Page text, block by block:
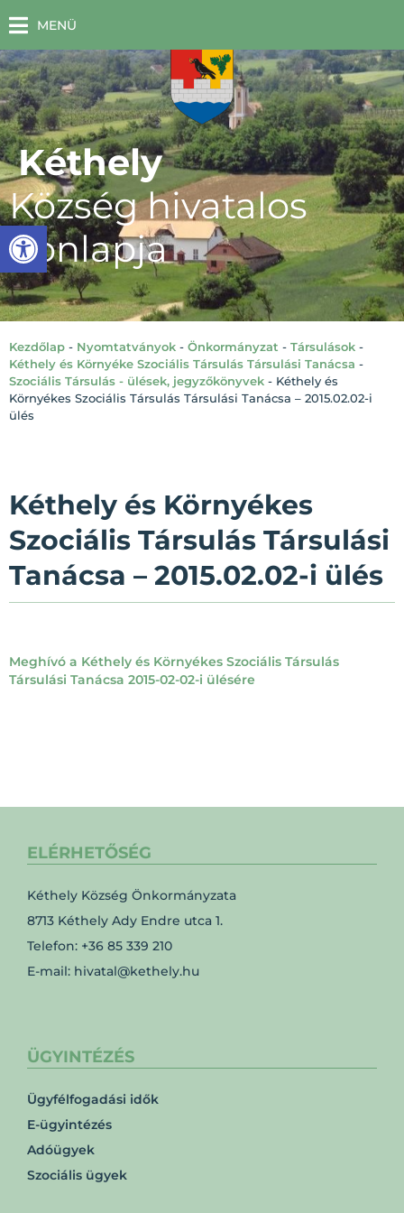
Eszköztár megnyitása
MENÜ
Kéthely
Község hivatalos
honlapja
Kezdőlap - Nyomtatványok - Önkormányzat - Társulások -
Kéthely és Környéke Szociális Társulás Társulási Tanácsa -
Szociális Társulás - ülések, jegyzőkönyvek - Kéthely és
Környékes Szociális Társulás Társulási Tanácsa – 2015.02.02-i
ülés
Kéthely és Környékes
Szociális Társulás Társulási
Tanácsa – 2015.02.02-i ülés
Meghívó a Kéthely és Környékes Szociális Társulás
Társulási Tanácsa 2015-02-02-i ülésére
ELÉRHETŐSÉG
Kéthely Község Önkormányzata
8713 Kéthely Ady Endre utca 1.
Telefon: +36 85 339 210
E-mail: hivatal@kethely.hu
ÜGYINTÉZÉS
Ügyfélfogadási idők
E-ügyintézés
Adóügyek
Szociális ügyek